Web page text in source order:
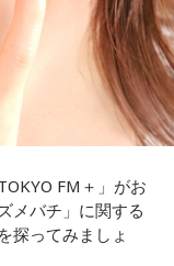
す」と正直に語り
入ったら俺だって
挨拶するじゃな
を語ります。その
実情を明かしま
しているじゃ
FM＋」がお
メバチ」に関する
探ってみましょ